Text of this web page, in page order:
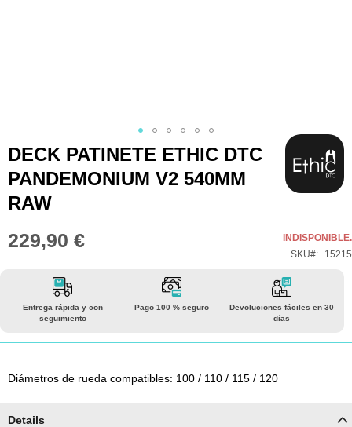
Saltar
al
comienzo
de
galería
imágenes
DECK PATINETE ETHIC DTC
PANDEMONIUM V2 540MM
RAW
229,90 €
INDISPONIBLE.
SKU
15215
Entrega rápida y con
seguimiento
Pago 100 % seguro
Devoluciones fáciles en 30
días
Diámetros de rueda compatibles: 100 / 110 / 115 / 120
Details